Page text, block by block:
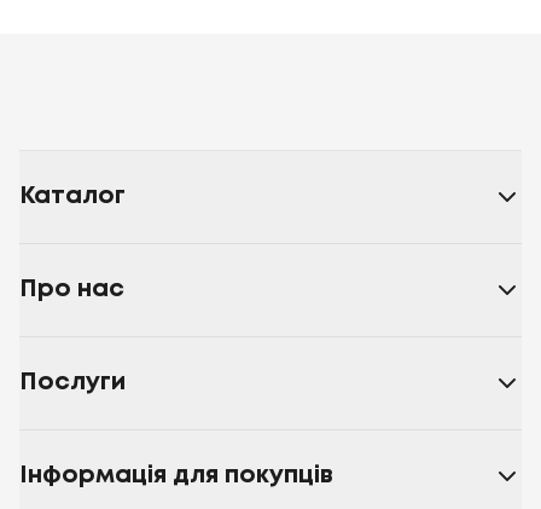
Каталог
Про нас
Послуги
Інформація для покупців